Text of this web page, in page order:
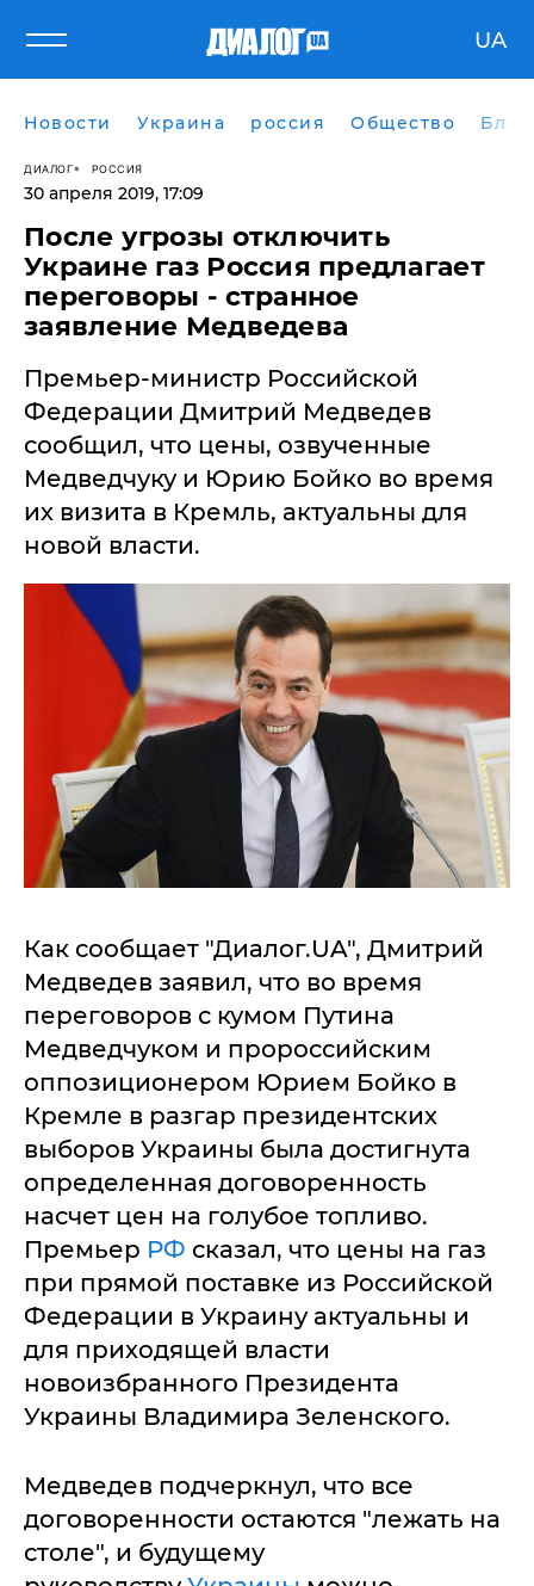
UA
Новости Украина россия Общество
ДИАЛОГ РОССИЯ
30 апреля 2019, 17:09
После угрозы отключить
Украине газ Россия предлагает
переговоры - странное
заявление Медведева
Премьер-министр Российской
Федерации Дмитрий Медведев
сообщил, что цены, озвученные
Медведчуку и Юрию Бойко во время
их визита в Кремль, актуальны для
новой власти.
Как сообщает "Диалог.UA", Дмитрий
Медведев заявил, что во время
переговоров с кумом Путина
Медведчуком и пророссийским
оппозиционером Юрием Бойко в
Кремле в разгар президентских
выборов Украины была достигнута
определенная договоренность
насчет цен на голубое топливо.
Премьер РФ сказал, что цены на газ
при прямой поставке из Российской
Федерации в Украину актуальны и
для приходящей власти
новоизбранного Президента
Украины Владимира Зеленского.
Медведев подчеркнул, что все
договоренности остаются "лежать на
столе", и будущему